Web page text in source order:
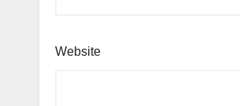
Website